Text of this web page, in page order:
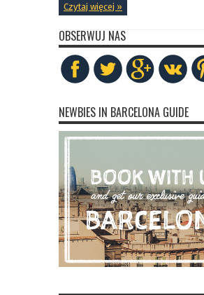
Czytaj więcej »
OBSERWUJ NAS
NEWBIES IN BARCELONA GUIDE